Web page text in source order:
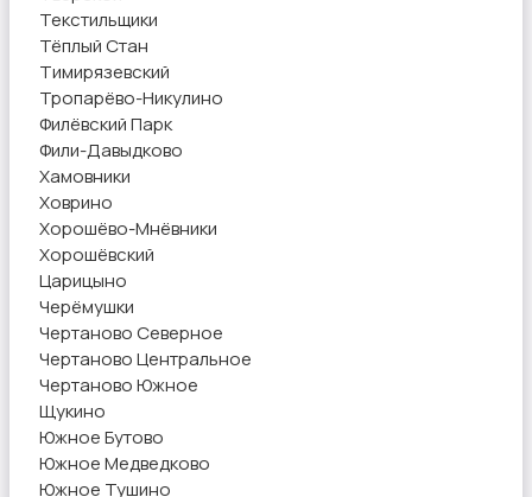
Текстильщики
Тёплый Стан
Тимирязевский
Тропарёво-Никулино
Филёвский Парк
Фили-Давыдково
Хамовники
Ховрино
Хорошёво-Мнёвники
Хорошёвский
Царицыно
Черёмушки
Чертаново Северное
Чертаново Центральное
Чертаново Южное
Щукино
Южное Бутово
Южное Медведково
Южное Тушино